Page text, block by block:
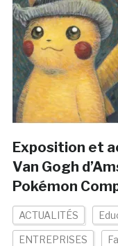
Exposition et
Van Gogh
Pokémon
ACTUALITÉS
ENTREPRISES